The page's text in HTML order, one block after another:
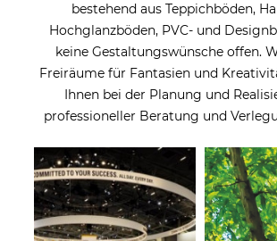
bestehend aus Teppichböden,
Hochglanzböden, PVC- und
keine Gestaltungswünsche offen.
Freiräume für Fantasien und
Ihnen bei der Planung und
professioneller Beratung und